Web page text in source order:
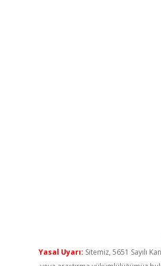
Yasal Uyarı: Sitemiz, 5651 Sayılı